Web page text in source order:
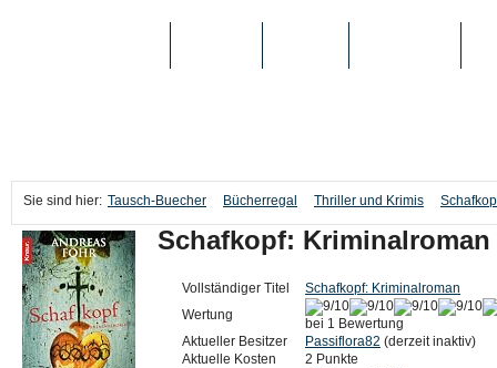
Sie sind hier: Tausch-Buecher Bücherregal Thriller und Krimis
Schafkopf: Kriminalroman
Vollständiger Titel
Schafkopf: Kriminalroman
Wertung
bei 1 Bewertung
Aktueller Besitzer
Passiflora82 (derzeit inaktiv)
Aktuelle Kosten
2 Punkte